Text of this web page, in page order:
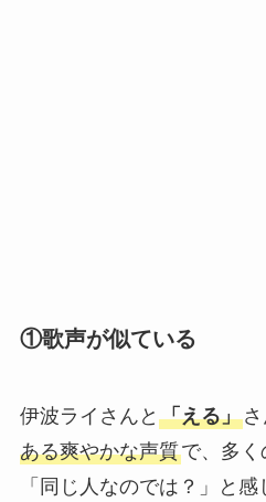
①歌声が似ている
伊波ライさんと 「える」さ
ある爽やかな声質で、多く
「同じ人なのでは？」と